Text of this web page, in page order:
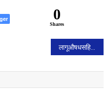
0
Shares
लागूऔषधसहित नागढुङ्गाबाट एक जना पक्राउ